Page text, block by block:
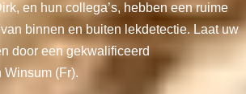
en hun collega’s, hebben een ruime
binnen en buiten lekdetectie. Laat uw
door een gekwalificeerd
Winsum (Fr).